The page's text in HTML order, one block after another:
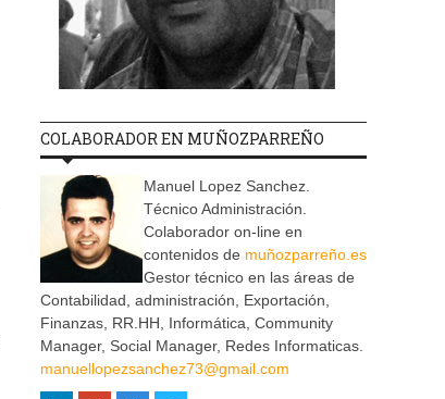
COLABORADOR EN MUÑOZPARREÑO
Manuel Lopez Sanchez.
Técnico Administración.
Colaborador on-line en
contenidos de muñozparreño.es
Gestor técnico en las áreas de
Contabilidad, administración, Exportación,
Finanzas, RR.HH, Informática, Community
Manager, Social Manager, Redes Informaticas.
manuellopezsanchez73@gmail.com